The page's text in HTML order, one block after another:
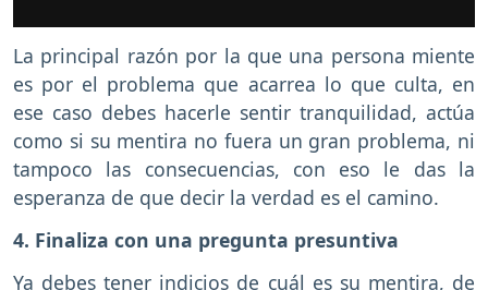
La principal razón por la que una persona miente
es por el problema que acarrea lo que culta, en
ese caso debes hacerle sentir tranquilidad, actúa
como si su mentira no fuera un gran problema, ni
tampoco las consecuencias, con eso le das la
esperanza de que decir la verdad es el camino.
4. Finaliza con una pregunta presuntiva
Ya debes tener indicios de cuál es su mentira, de